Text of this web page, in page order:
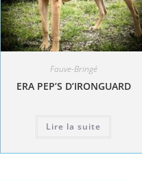
Fauve-Bringé
ERA PEP’S D’IRONGUARD
Lire la suite